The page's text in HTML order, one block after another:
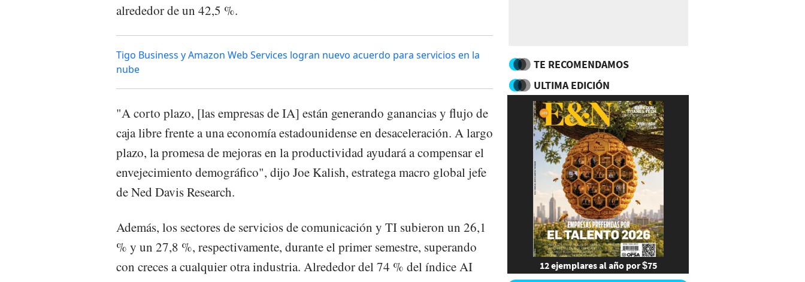
alrededor de un 42,5 %.
Tigo Business y Amazon Web Services logran nuevo acuerdo para servicios en la
nube
"A corto plazo, [las empresas de IA] están generando ganancias y flujo de
caja libre frente a una economía estadounidense en desaceleración. A largo
plazo, la promesa de mejoras en la productividad ayudará a compensar el
envejecimiento demográfico", dijo Joe Kalish, estratega macro global jefe
de Ned Davis Research.
Además, los sectores de servicios de comunicación y TI subieron un 26,1
% y un 27,8 %, respectivamente, durante el primer semestre, superando
con creces a cualquier otra industria. Alrededor del 74 % del índice AI
TE RECOMENDAMOS
ULTIMA EDICIÓN
12 ejemplares al año por $75